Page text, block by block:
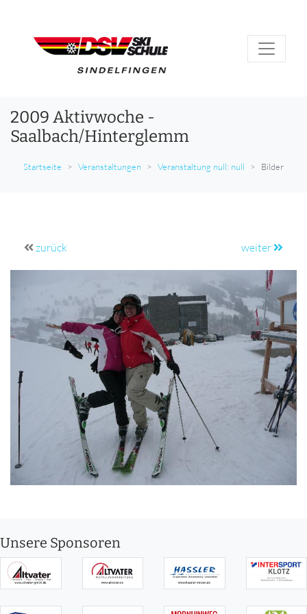
2009 Aktivwoche -
Saalbach/Hinterglemm
Startseite Veranstaltungen Veranstaltung null: null Bilder
zurück weiter
Unsere Sponsoren